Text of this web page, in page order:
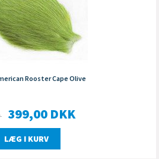
Rooster Cape Olive
399,00 DKK
LÆG I KURV